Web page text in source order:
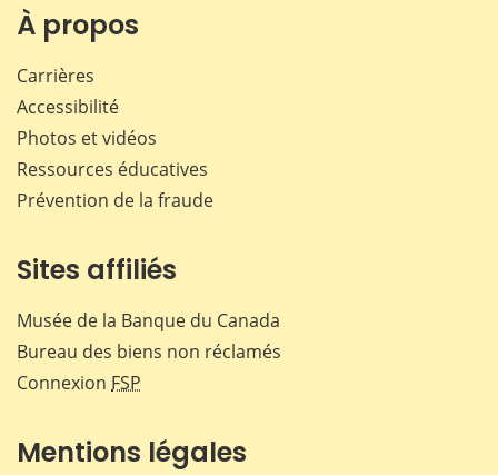
À propos
Carrières
Accessibilité
Photos et vidéos
Ressources éducatives
Prévention de la fraude
Sites affiliés
Musée de la Banque du Canada
Bureau des biens non réclamés
Connexion FSP
Mentions légales